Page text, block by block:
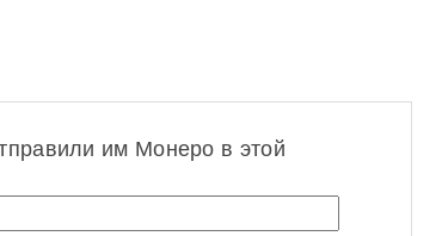
им Монеро в этой